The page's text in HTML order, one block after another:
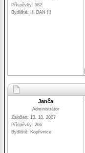
Příspěvky: 582
Bydliště: !!! BAN !!!
Janča
Administrátor
Založen: 13. 10. 2007
Příspěvky: 266
Bydliště: Kopřivnice